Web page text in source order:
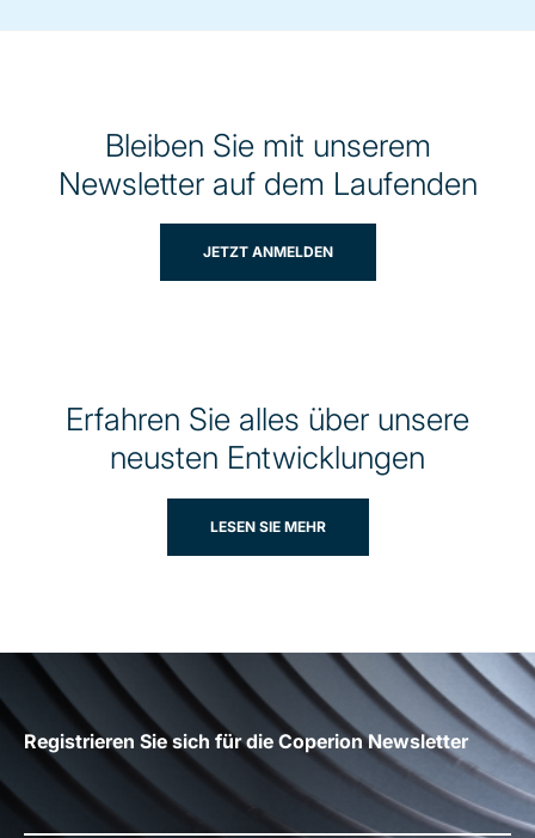
Bleiben Sie mit unserem
Newsletter auf dem Laufenden
JETZT ANMELDEN
Erfahren Sie alles über unsere
neusten Entwicklungen
LESEN SIE MEHR
Registrieren Sie sich für die Coperion Newsletter